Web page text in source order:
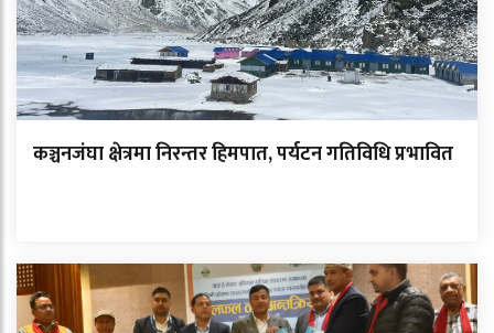
कञ्चनजंघा क्षेत्रमा निरन्तर हिमपात, पर्यटन गतिविधि प्रभावित